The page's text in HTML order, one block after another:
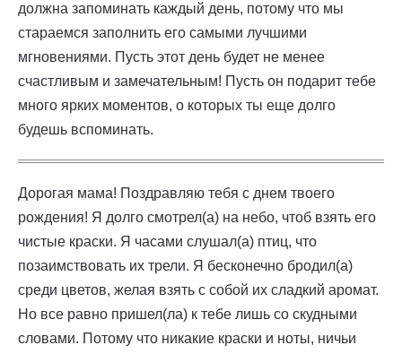
должна запоминать каждый день, потому что мы
стараемся заполнить его самыми лучшими
мгновениями. Пусть этот день будет не менее
счастливым и замечательным! Пусть он подарит тебе
много ярких моментов, о которых ты еще долго
будешь вспоминать.
Дорогая мама! Поздравляю тебя с днем твоего
рождения! Я долго смотрел(а) на небо, чтоб взять его
чистые краски. Я часами слушал(а) птиц, что
позаимствовать их трели. Я бесконечно бродил(а)
среди цветов, желая взять с собой их сладкий аромат.
Но все равно пришел(ла) к тебе лишь со скудными
словами. Потому что никакие краски и ноты, ничьи